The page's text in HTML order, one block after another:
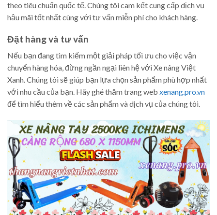
theo tiêu chuẩn quốc tế. Chúng tôi cam kết cung cấp dịch vụ
hậu mãi tốt nhất cùng với tư vấn miễn phí cho khách hàng.
Đặt hàng và tư vấn
Nếu bạn đang tìm kiếm một giải pháp tối ưu cho việc vận
chuyển hàng hóa, đừng ngần ngại liên hệ với Xe nâng Việt
Xanh. Chúng tôi sẽ giúp bạn lựa chọn sản phẩm phù hợp nhất
với nhu cầu của bạn. Hãy ghé thăm trang web xenang.pro.vn
để tìm hiểu thêm về các sản phẩm và dịch vụ của chúng tôi.